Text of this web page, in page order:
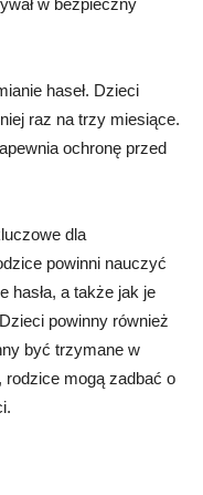
haseł. Dzieci
raz na trzy miesiące.
ochronę przed
dla
powinni nauczyć
hasła, a także jak je
powinny również
być trzymane w
mogą zadbać o